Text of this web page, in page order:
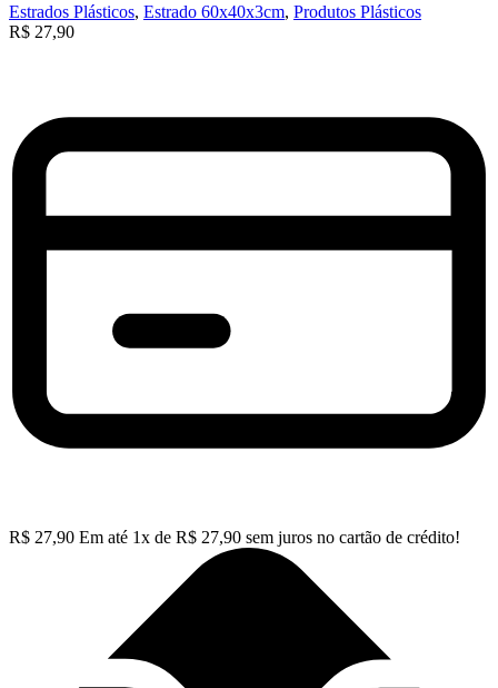
Estrados Plásticos, Estrado 60x40x3cm, Produtos Plásticos
R$ 27,90
R$ 27,90 Em até 1x de R$ 27,90 sem juros no cartão de crédito!